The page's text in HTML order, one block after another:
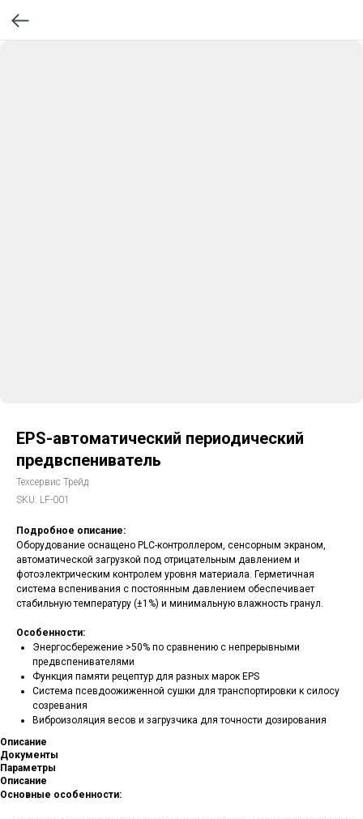
EPS-автоматический периодический
предвспениватель
Техсервис Трейд
SKU: LF-001
Подробное описание:
Оборудование оснащено PLC-контроллером, сенсорным экраном,
автоматической загрузкой под отрицательным давлением и
фотоэлектрическим контролем уровня материала. Герметичная
система вспенивания с постоянным давлением обеспечивает
стабильную температуру (±1%) и минимальную влажность гранул.
Особенности:
Энергосбережение >50% по сравнению с непрерывными
предвспенивателями
Функция памяти рецептур для разных марок EPS
Система псевдоожиженной сушки для транспортировки к силосу
созревания
Виброизоляция весов и загрузчика для точности дозирования
Описание
Документы
Параметры
Описание
Основные особенности: